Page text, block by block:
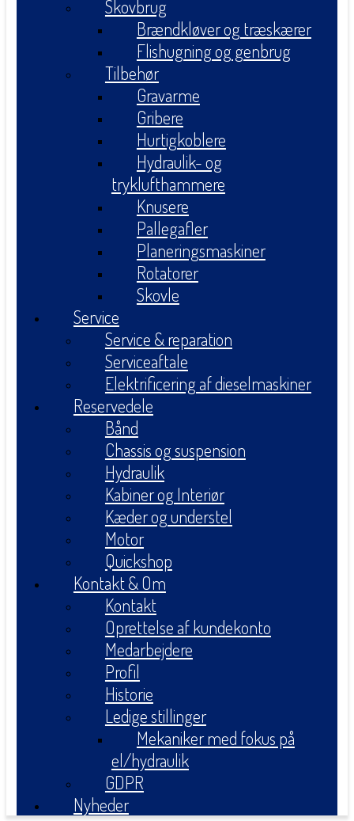
Skovbrug
Brændkløver og træskærer
Flishugning og genbrug
Tilbehør
Gravarme
Gribere
Hurtigkoblere
Hydraulik- og
tryklufthammere
Knusere
Pallegafler
Planeringsmaskiner
Rotatorer
Skovle
Service
Service & reparation
Serviceaftale
Elektrificering af dieselmaskiner
Reservedele
Bånd
Chassis og suspension
Hydraulik
Kabiner og Interiør
Kæder og understel
Motor
Quickshop
Kontakt & Om
Kontakt
Oprettelse af kundekonto
Medarbejdere
Profil
Historie
Ledige stillinger
Mekaniker med fokus på
el/hydraulik
GDPR
Nyheder